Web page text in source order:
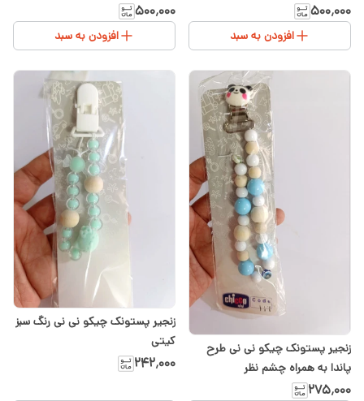
۵۰۰٬۰۰۰
افزودن به سبد
۵۰۰٬۰۰۰
افزودن به سبد
زنجیر پستونک چیکو نی نی طرح
پاندا به همراه چشم نظر
۲۷۵٬۰۰۰
زنجیر پستونک چیکو نی نی رنگ سبز
کیتی
۲۴۲٬۰۰۰